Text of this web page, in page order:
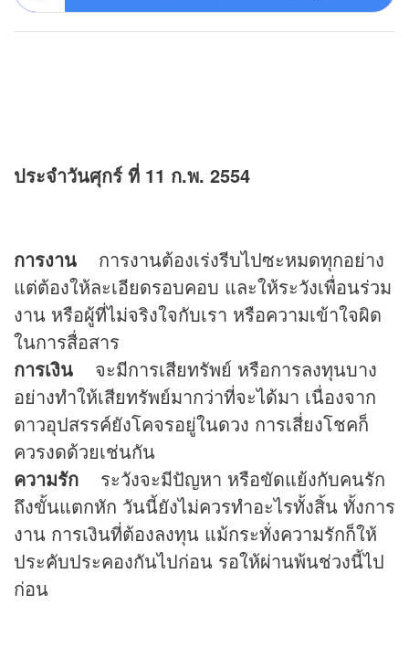
ประจำวันศุกร์ ที่ 11 ก.พ. 2554
การงาน การงานต้องเร่งรีบไปซะหมดทุกอย่าง
แต่ต้องให้ละเอียดรอบคอบ และให้ระวังเพื่อนร่วม
งาน หรือผู้ที่ไม่จริงใจกับเรา หรือความเข้าใจผิด
ในการสื่อสาร
การเงิน
จะมีการเสียทรัพย์ หรือการลงทุนบาง
อย่างทำให้เสียทรัพย์มากว่าที่จะได้มา เนื่องจาก
ดาวอุปสรรค์ยังโคจรอยู่ในดวง การเสี่ยงโชคก็
ควรงดด้วยเช่นกัน
ความรัก
ระวังจะมีปัญหา หรือขัดแย้งกับคนรัก
ถึงขั้นแตกหัก วันนี้ยังไม่ควรทำอะไรทั้งสิ้น ทั้งการ
งาน การเงินที่ต้องลงทุน แม้กระทั่งความรักก็ให้
ประคับประคองกันไปก่อน รอให้ผ่านพ้นช่วงนี้ไป
ก่อน